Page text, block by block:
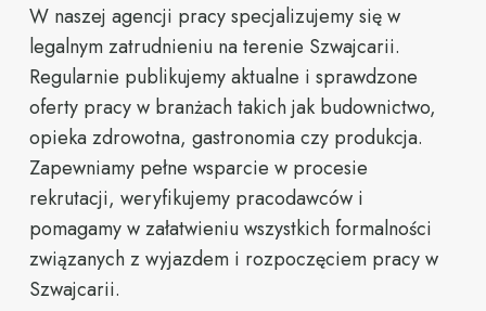
W naszej agencji pracyspecjalizujemysięw
legalnymzatrudnieniu naterenie Szwajcarii.
Regularnie publikujemyaktualne i sprawdzone
oferty pracyw branżachtakichjak budownictwo,
opiekazdrowotna, gastronomiaczy produkcja.
Zapewniamy pełne wsparcie w procesie
rekrutacji, weryfikujemy pracodawców i
pomagamywzałatwieniuwszystkichformalności
związanychz wyjazdem i rozpoczęciem pracyw
Szwajcarii.